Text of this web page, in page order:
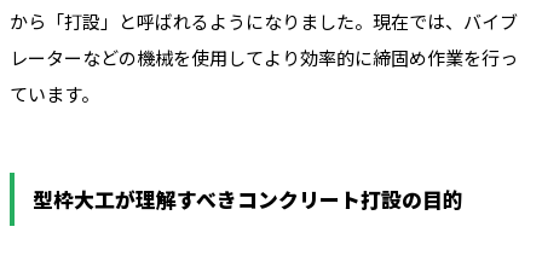
から「打設」と呼ばれるようになりました。現在では、バイブ
レーターなどの機械を使用してより効率的に締固め作業を行っ
ています。
型枠大工が理解すべきコンクリート打設の目的